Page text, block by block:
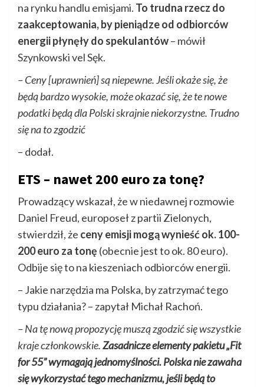
na rynku handlu emisjami. To trudna rzecz do
zaakceptowania, by pieniądze od odbiorców
energii płynęły do spekulantów– mówił
Szynkowski vel Sęk.
– Ceny [uprawnień] są niepewne. Jeśli okaże się, że
będą bardzo wysokie, może okazać się, że te nowe
podatki będą dla Polski skrajnie niekorzystne. Trudno
się na to zgodzić
– dodał.
ETS – nawet 200 euro za tonę?
Prowadzący wskazał, że w niedawnej rozmowie
Daniel Freud, europoseł z partii Zielonych,
stwierdził, że ceny emisji mogą wynieść ok. 100-
200 euro za tonę (obecnie jest to ok. 80 euro).
Odbije się to na kieszeniach odbiorców energii.
– Jakie narzędzia ma Polska, by zatrzymać tego
typu działania? – zapytał Michał Rachoń.
– Na tę nową propozycję muszą zgodzić się wszystkie
kraje członkowskie.Zasadnicze elementy pakietu „Fit
for 55” wymagają jednomyślności. Polska nie zawaha
się wykorzystać tego mechanizmu, jeśli będą to